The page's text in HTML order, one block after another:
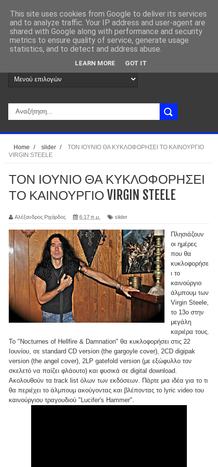
Home / slider /
ΤΟΝ ΙΟΥΝΙΟ ΘΑ ΚΥΚΛΟΦΟΡΗΣΕΙ ΤΟ ΚΑΙΝΟΥΡΓΙΟ
VIRGIN STEELE
ΤΟΝ ΙΟΥΝΙΟ ΘΑ ΚΥΚΛΟΦΟΡΗΣΕΙ
ΤΟ ΚΑΙΝΟΥΡΓΙΟ VIRGIN STEELE
Αλέξανδρος Ριχάρδος 6:17 π.μ. slider
Πλησιάζουν
οι ημέρες
που θα
κυκλοφορήσε
ι το
καινούργιο
άλμπουμ των
Virgin Steele,
το 13ο στην
μεγάλη
καριέρα τους.
Το "Nocturnes of Hellfire & Damnation" θα κυκλοφορήσει στις 22
Ιουνίου, σε standard CD version (the gargoyle cover), 2CD digipak
version (the angel cover), 2LP gatefold version (με εξώφυλλο τον
σκελετό να παίζει φλάουτο) και φυσικά σε digital download.
Ακολουθούν τα track list όλων των εκδόσεων. Πάρτε μια ιδέα για το τι
θα περιέχει το άλμπουμ ακούγοντας και βλέποντας το lyric video του
καινούργιου τραγουδιού "Lucifer's Hammer".
This site uses cookies from Google to deliver its services
and to analyze traffic. Your IP address and user-agent are
shared with Google along with performance and security
metrics to ensure quality of service, generate usage
statistics, and to detect and address abuse.
LEARN MORE GOT IT